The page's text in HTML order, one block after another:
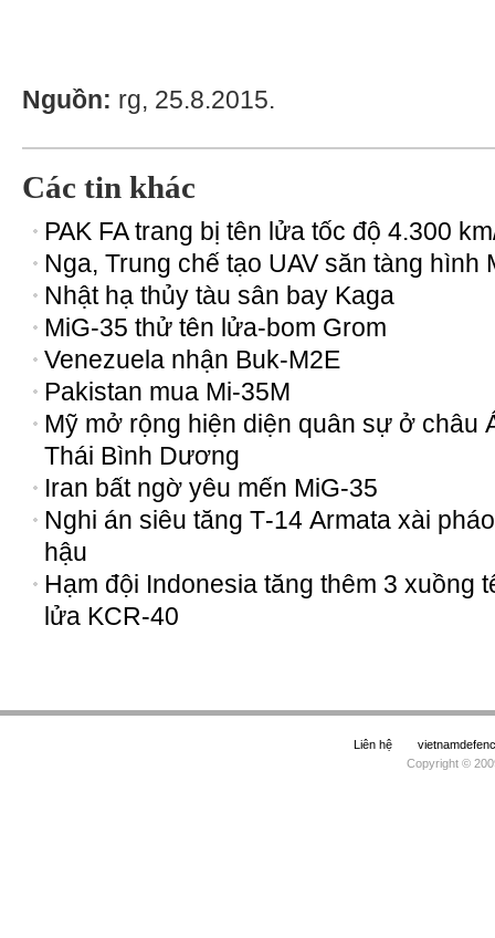
Nguồn: rg, 25.8.2015.
Các tin khác
PAK FA trang bị tên lửa tốc độ 4.300
Nga, Trung chế tạo UAV săn tàng hình
Nhật hạ thủy tàu sân bay Kaga
MiG-35 thử tên lửa-bom Grom
Venezuela nhận Buk-M2E
Pakistan mua Mi-35M
Mỹ mở rộng hiện diện quân sự ở châu
Thái Bình Dương
Iran bất ngờ yêu mến MiG-35
Nghi án siêu tăng Т-14 Armata xài
hậu
Hạm đội Indonesia tăng thêm 3 xuồng
lửa KCR-40
Liên hệ
Copyright ©